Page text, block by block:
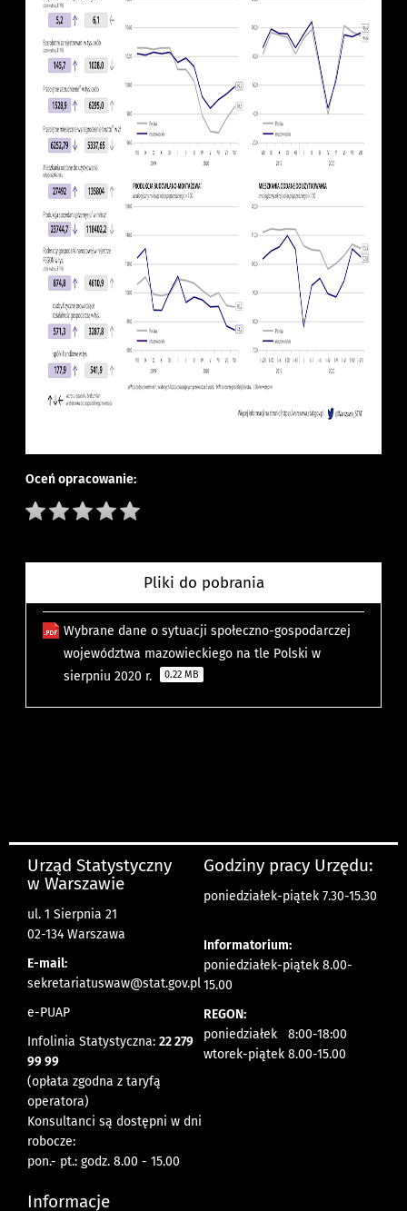
Oceń opracowanie:
Pliki do pobrania
Wybrane dane o sytuacji społeczno-gospodarczej
województwa mazowieckiego na tle Polski w
sierpniu 2020 r.
0.22 MB
Urząd Statystyczny
w Warszawie
ul. 1 Sierpnia 21
02-134 Warszawa
E-mail:
sekretariatuswaw@stat.gov.pl
e-PUAP
Infolinia Statystyczna: 22 279
99 99
(opłata zgodna z taryfą
operatora)
Konsultanci są dostępni w dni
robocze:
pon.- pt.: godz. 8.00 - 15.00
Godziny pracy Urzędu:
poniedziałek-piątek 7.30-15.30
Informatorium:
poniedziałek-piątek 8.00-
15.00
REGON:
poniedziałek 8:00-18:00
wtorek-piątek 8.00-15.00
Informacje